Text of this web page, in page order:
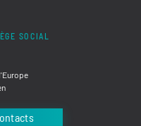
SOCIAL